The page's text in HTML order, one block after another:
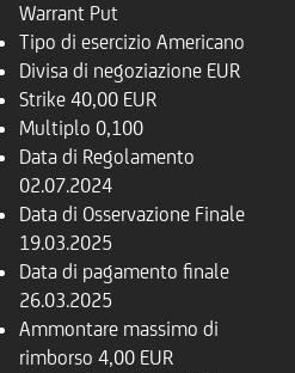
Warrant Put
Tipo di esercizio Americano
Divisa di negoziazione EUR
Strike 40,00 EUR
Multiplo 0,100
Data di Regolamento
02.07.2024
Data di Osservazione Finale
19.03.2025
Data di pagamento finale
26.03.2025
Ammontare massimo di
rimborso 4,00 EUR